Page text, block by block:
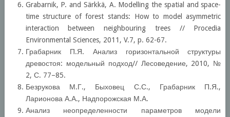
Grabarnik, P. and Särkkä, A. Modelling the spatial and space-
time structure of forest stands: How to model asymmetric
interaction between neighbouring trees // Procedia
Environmental Sciences, 2011, V.7, p. 62-67.
Грабарник П.Я. Анализ горизонтальной структуры
древостоя: модельный подход// Лесоведение, 2010, №
2, С. 77–85.
Безрукова М.Г., Быховец С.С., Грабарник П.Я.,
Ларионова А.А., Надпорожская М.А.
Анализ неопределенности параметров модели